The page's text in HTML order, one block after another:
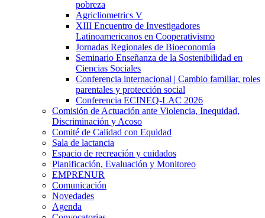
pobreza
Agricliometrics V
XIII Encuentro de Investigadores
Latinoamericanos en Cooperativismo
Jornadas Regionales de Bioeconomía
Seminario Enseñanza de la Sostenibilidad en
Ciencias Sociales
Conferencia internacional | Cambio familiar, roles
parentales y protección social
Conferencia ECINEQ-LAC 2026
Comisión de Actuación ante Violencia, Inequidad,
Discriminación y Acoso
Comité de Calidad con Equidad
Sala de lactancia
Espacio de recreación y cuidados
Planificación, Evaluación y Monitoreo
EMPRENUR
Comunicación
Novedades
Agenda